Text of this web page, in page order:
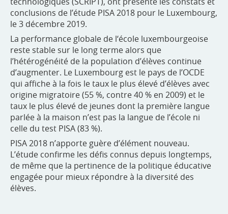
conclusions de l’étude PISA 2018 pour le Luxembourg,
le 3 décembre 2019.
La performance globale de l‘école luxembourgeoise
reste stable sur le long terme alors que
l’hétérogénéité de la population d’élèves continue
d’augmenter. Le Luxembourg est le pays de l’OCDE
qui affiche à la fois le taux le plus élevé d’élèves avec
origine migratoire (55 %, contre 40 % en 2009) et le
taux le plus élevé de jeunes dont la première langue
parlée à la maison n’est pas la langue de l’école ni
celle du test PISA (83 %).
PISA 2018 n’apporte guère d’élément nouveau.
L’étude confirme les défis connus depuis longtemps,
de même que la pertinence de la politique éducative
engagée pour mieux répondre à la diversité des
élèves.